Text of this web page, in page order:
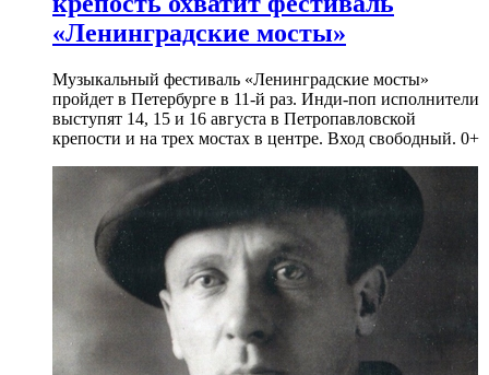
«Ленинградские мосты»
Музыкальный фестиваль «Ленинградские мосты»
пройдет в Петербурге в 11-й раз. Инди-поп исполнители
выступят 14, 15 и 16 августа в Петропавловской
крепости и на трех мостах в центре. Вход свободный. 0+